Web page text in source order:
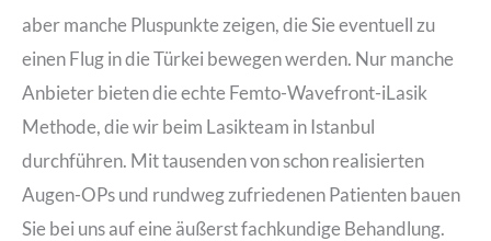
aber manche Pluspunkte zeigen, die Sie eventuell zu
einen Flug in die Türkei bewegen werden. Nur manche
Anbieter bieten die echte Femto-Wavefront-iLasik
Methode, die wir beim Lasikteam in Istanbul
durchführen. Mit tausenden von schon realisierten
Augen-OPs und rundweg zufriedenen Patienten bauen
Sie bei uns auf eine äußerst fachkundige Behandlung.